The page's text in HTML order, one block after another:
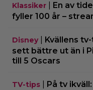
Klassiker
En av
fyller 100 år –
Disney|
Kvällens
sett bättre ut än i
till 5 Oscars
TV-tips
På tv